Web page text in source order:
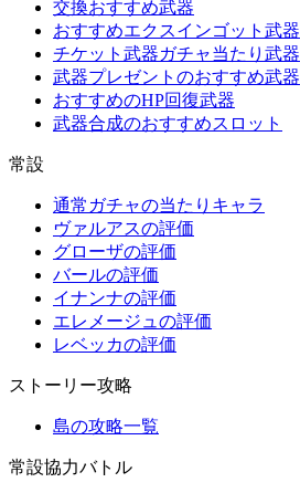
交換おすすめ武器
おすすめエクスインゴット武器
チケット武器ガチャ当たり武器
武器プレゼントのおすすめ武器
おすすめのHP回復武器
武器合成のおすすめスロット
常設
通常ガチャの当たりキャラ
ヴァルアスの評価
グローザの評価
バールの評価
イナンナの評価
エレメージュの評価
レベッカの評価
ストーリー攻略
島の攻略一覧
常設協力バトル